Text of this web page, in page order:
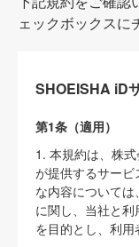
ェックボックスに
SHOEISHA iD
第1条（適用）
1. 本規約は、株
が提供するサー
な内容については
に関し、当社と
を目的とし、利用